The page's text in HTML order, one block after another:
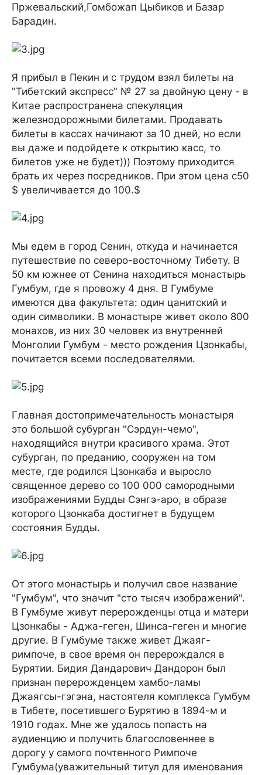
Пржевальский,Гомбожап Цыбиков и Базар
Барадин.
Я прибыл в Пекин и с трудом взял билеты на
"Тибетский экспресс" № 27 за двойную цену - в
Китае распространена спекуляция
железнодорожными билетами. Продавать
билеты в кассах начинают за 10 дней, но если
вы даже и подойдете к открытию касс, то
билетов уже не будет))) Поэтому приходится
брать их через посредников. При этом цена с50
$ увеличивается до 100.$
Мы едем в город Сенин, откуда и начинается
путешествие по северо-восточному Тибету. В
50 км южнее от Сенина находиться монастырь
Гумбум, где я провожу 4 дня. В Гумбуме
имеются два факультета: один цанитский и
один символики. В монастыре живет около 800
монахов, из них 30 человек из внутренней
Монголии Гумбум - место рождения Цзонкабы,
почитается всеми последователями.
Главная достопримечательность монастыря
это большой субурган "Сэрдун-чемо",
находящийся внутри красивого храма. Этот
субурган, по преданию, сооружен на том
месте, где родился Цзонкаба и выросло
священное дерево со 100 000 самородными
изображениями Будды Сэнгэ-аро, в образе
которого Цзонкаба достигнет в будущем
состояния Будды.
От этого монастырь и получил свое название
"Гумбум", что значит "сто тысяч изображений".
В Гумбуме живут перерожденцы отца и матери
Цзонкабы - Аджа-геген, Шинса-геген и многие
другие. В Гумбуме также живет Джаяг-
римпоче, в свое время он перерождался в
Бурятии. Бидия Дандарович Дандорон был
признан перерожденцем хамбо-ламы
Джаягсы-гэгэна, настоятеля комплекса Гумбум
в Тибете, посетившего Бурятию в 1894-м и
1910 годах. Мне же удалось попасть на
аудиенцию и получить благословеннее в
дорогу у самого почтенного Римпоче
Гумбума(уважительный титул для именования